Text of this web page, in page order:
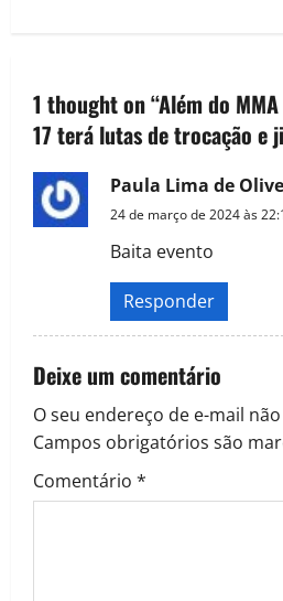
1 thought on “Além do
17 terá lutas de trocação e
Paula Lima de
24 de março de 2024 às
Baita evento
Responder
Deixe um comentário
O seu endereço de e-mail
Campos obrigatórios são
Comentário *